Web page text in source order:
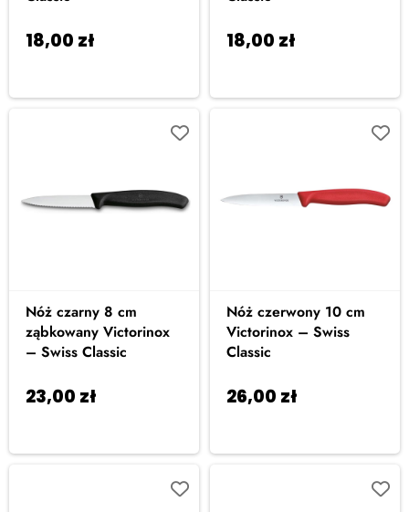
18,00 zł 18,00 zł
Nóż czarny 8 cm
ząbkowany Victorinox
– Swiss Classic
23,00 zł
Nóż czerwony 10 cm
Victorinox – Swiss
Classic
26,00 zł